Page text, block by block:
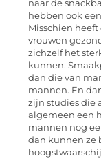
naar de
hebben ook
Misschien
vrouwen
zichzelf het
kunnen.
dan die van
mannen. En
zijn studies die
algemeen een
mannen nog
dan kunnen ze